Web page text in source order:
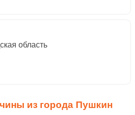
область
из города Пушкин